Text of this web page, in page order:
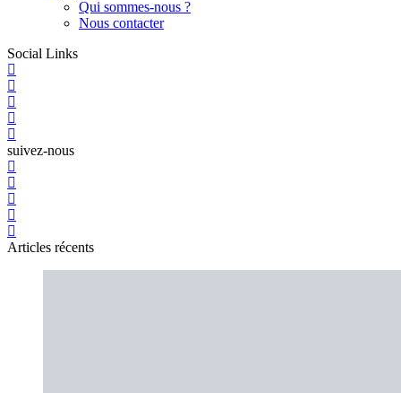
Qui sommes-nous ?
Nous contacter
Social Links
suivez-nous
Articles récents